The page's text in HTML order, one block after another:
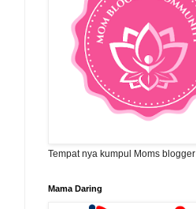
Tempat nya kumpul Moms blogger
Mama Daring